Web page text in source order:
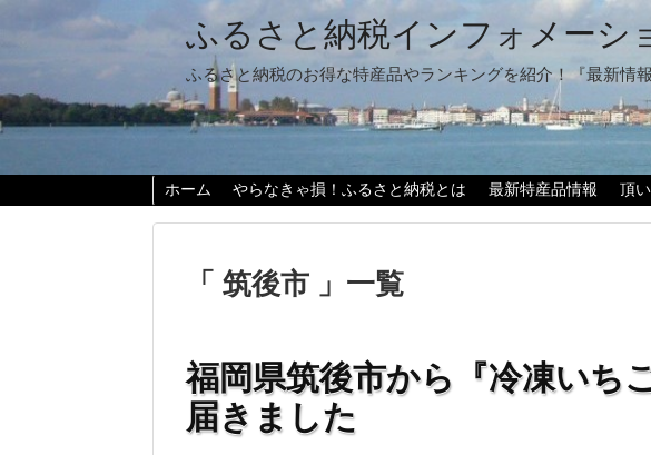
ふるさと納税インフォメーシ
ふるさと納税のお得な特産品やランキングを紹介！『最新情
ホーム やらなきゃ損！ふるさと納税とは 最新特産品情報 頂
「 筑後市 」一覧
福岡県筑後市から『冷凍いち
届きました